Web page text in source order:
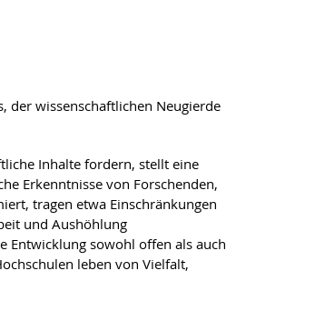
der wissenschaftlichen Neugierde
Inhalte fordern, stellt eine
Erkenntnisse von Forschenden,
tragen etwa Einschränkungen
und Aushöhlung
Entwicklung sowohl offen als auch
leben von Vielfalt,